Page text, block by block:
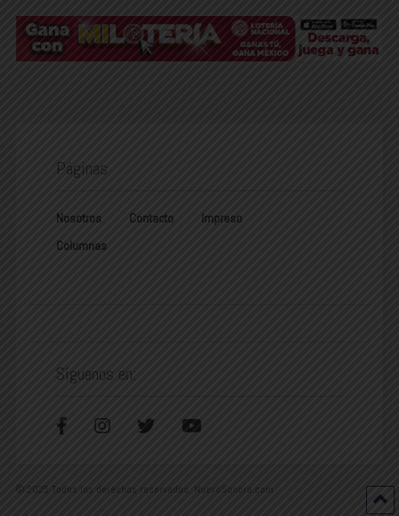
Páginas
Nosotros Contacto
Impreso
Columnas
Síguenos en:
© 2025 Todos los derechos reservados. NuevoSonora.com